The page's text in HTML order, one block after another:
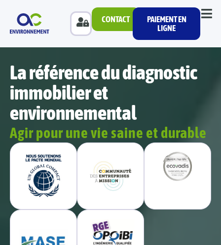
CONTACT
PAIEMENT EN
LIGNE
La référence du diagnostic
immobilier et
environnemental
Agir pour une vie saine et durable